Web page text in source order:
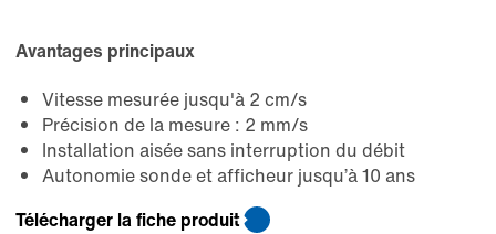
Avantages principaux
Vitesse mesurée jusqu'à 2 cm/s
Précision de la mesure : 2 mm/s
Installation aisée sans interruption du débit
Autonomie sonde et afficheur jusqu’à 10 ans
Télécharger la fiche produit